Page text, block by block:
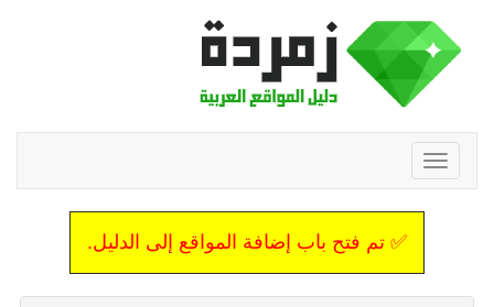
Toggle
navigation
✅ تم فتح باب إضافة المواقع إلى الدليل.